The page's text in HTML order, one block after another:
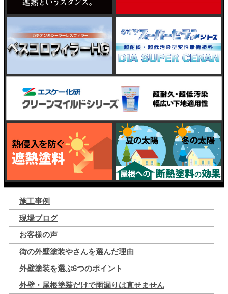
施工事例
現場ブログ
お客様の声
街の外壁塗装やさんを選んだ理由
外壁塗装を選ぶ6つのポイント
外壁・屋根塗装だけで雨漏りは直せません